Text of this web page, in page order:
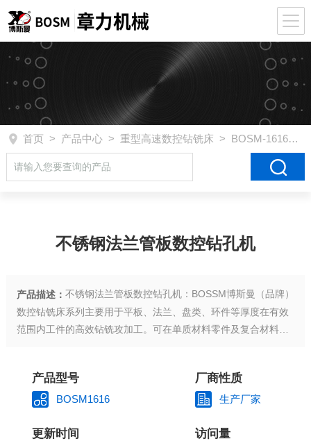
首页 > 产品中心> 重型高速数控钻铣床 > BOSM-1616>
不锈钢法兰管板数控钻孔机
产品描述： 不锈钢法兰管板数控钻孔机：BOSSM博斯曼（品牌）
数控钻铣床系列主要用于平板、法兰、盘类、环件等厚度在有效
范围内工件的高效钻铣攻加工。可在单质材料零件及复合材料上
加工需求，公司开发了多种定型产品，除常规机型外，还可根据
用户实际需求设计定制。
产品型号
BOSM1616
厂商性质
生产厂家
更新时间 访问量